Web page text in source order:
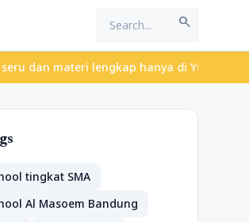
search
lengkap hanya di YukBelajar.com.
tingkat SMA
Al Masoem Bandung